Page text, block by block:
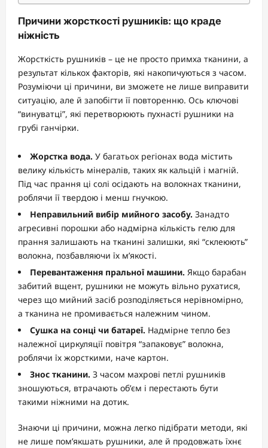
Причини жорсткості рушників: що краде
ніжність
Жорсткість рушників – це не просто примха тканини, а
результат кількох факторів, які накопичуються з часом.
Розуміючи ці причини, ви зможете не лише виправити
ситуацію, але й запобігти її повторенню. Ось ключові
“винуватці”, які перетворюють пухнасті рушники на
грубі ганчірки.
Жорстка вода. У багатьох регіонах вода містить
велику кількість мінералів, таких як кальцій і магній.
Під час прання ці солі осідають на волокнах тканини,
роблячи її твердою і менш гнучкою.
Неправильний вибір мийного засобу. Занадто
агресивні порошки або надмірна кількість гелю для
прання залишають на тканині залишки, які “склеюють”
волокна, позбавляючи їх м’якості.
Перевантаження пральної машини. Якщо барабан
забитий вщент, рушники не можуть вільно рухатися,
через що мийний засіб розподіляється нерівномірно,
а тканина не промивається належним чином.
Сушка на сонці чи батареї. Надмірне тепло без
належної циркуляції повітря “запаковує” волокна,
роблячи їх жорсткими, наче картон.
Знос тканини. З часом махрові петлі рушників
зношуються, втрачають об’єм і перестають бути
такими ніжними на дотик.
Знаючи ці причини, можна легко підібрати методи, які
не лише пом’якшать рушники, але й продовжать їхнє